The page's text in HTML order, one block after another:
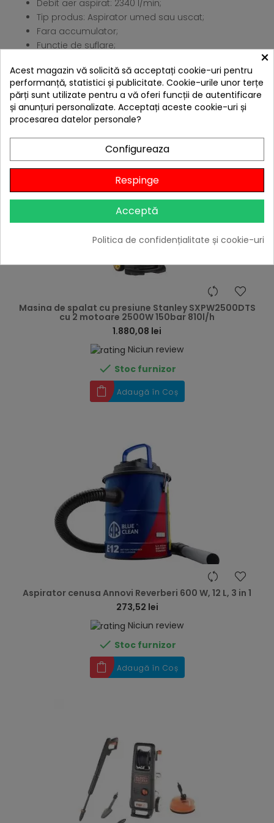
Debit aer aspirat: 2340 l/min;
Tip produs: Aspirator umed sau uscat;
Fara accumulator;
Functie de suflare;
4 ALTE PRODUSE IN ACEEASI
CATEGORIE:
Masina de spalat cu presiune Stanley SXPW2500DTS
cu 2 motoare 2500W 150bar 810l/h
1.880,08 lei
Niciun review
 Stoc furnizor
Adaugă în Coș
Aspirator cenusa Annovi Reverberi 600 W, 12 L, 3 in 1
273,52 lei
Niciun review
 Stoc furnizor
Adaugă în Coș
×
Acest magazin vă solicită să acceptați cookie-uri pentru
performanță, statistici și publicitate. Cookie-urile unor terțe
părți sunt utilizate pentru a vă oferi funcții de autentificare
și anunțuri personalizate. Acceptați aceste cookie-uri și
procesarea datelor personale?
Configureaza
Respinge
Acceptă
Politica de confidențialitate și cookie-uri